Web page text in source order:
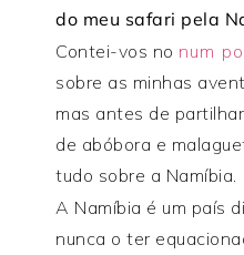
do meu safari pela
Contei-vos no num
sobre as minhas
mas antes de
de abóbora e
tudo sobre a Namíbia.
A Namíbia é um país
nunca o ter